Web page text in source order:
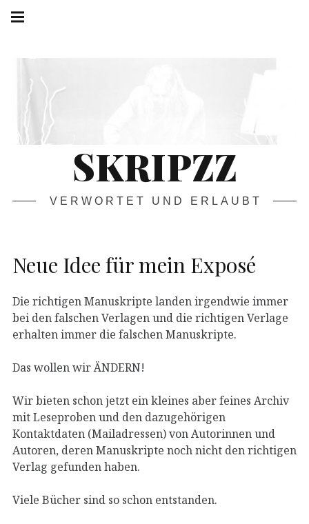
Springe
zum
SKRIPZZ
VERWORTET UND ERLAUBT
Neue Idee für mein Exposé
Die richtigen Manuskripte landen irgendwie immer
bei den falschen Verlagen und die richtigen Verlage
erhalten immer die falschen Manuskripte.
Das wollen wir ÄNDERN!
Wir bieten schon jetzt ein kleines aber feines Archiv
mit Leseproben und den dazugehörigen
Kontaktdaten (Mailadressen) von Autorinnen und
Autoren, deren Manuskripte noch nicht den richtigen
Verlag gefunden haben.
Viele Bücher sind so schon entstanden.